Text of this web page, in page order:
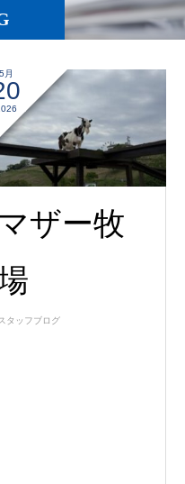
5月
マザー牧
スタッフブログ